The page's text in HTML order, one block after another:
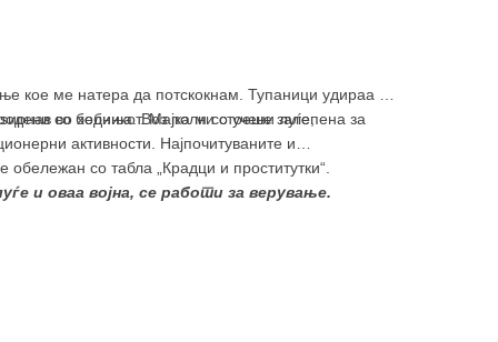
кое ме натера да потскокнам. Тупаници удираа по
во ходникот. Мајка ми стоеше залепена за
со бебиња. Воз полн со учени луѓе,
активности. Најпочитуваните и
обележан со табла „Крадци и проститутки“.
и оваа војна, се работи за верување.